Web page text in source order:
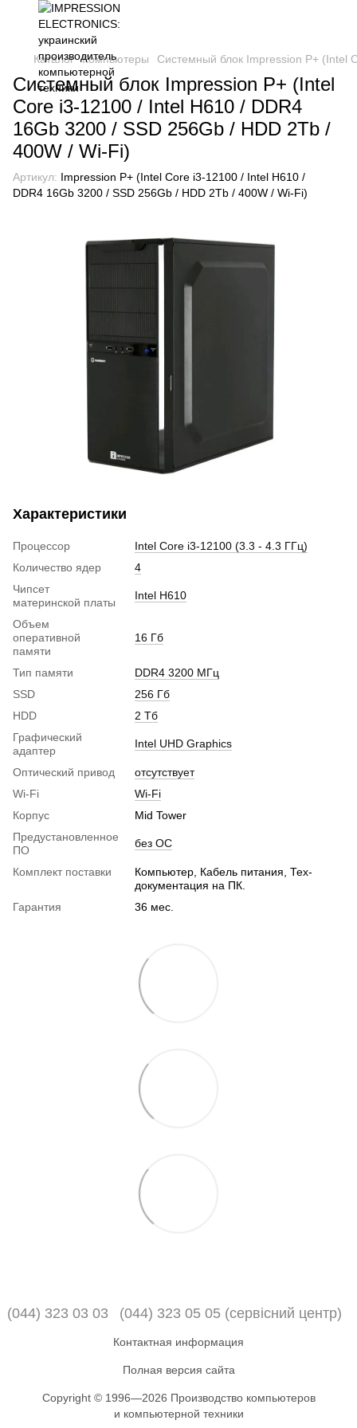
Каталог Компьютеры Системный блок Impression P+ (Intel
Системный блок Impression P+ (Intel
Core i3-12100 / Intel H610 / DDR4
16Gb 3200 / SSD 256Gb / HDD 2Tb /
400W / Wi-Fi)
Артикул: Impression P+ (Intel Core i3-12100 / Intel H610 /
DDR4 16Gb 3200 / SSD 256Gb / HDD 2Tb / 400W / Wi-Fi)
Характеристики
Процессор
Intel Core i3-12100 (3.3 - 4.3 ГГц)
Количество ядер
4
Чипсет
материнской платы
Intel H610
Объем
оперативной
памяти
16 Гб
Тип памяти
DDR4 3200 МГц
SSD
256 Гб
HDD
2 Тб
Графический
адаптер
Intel UHD Graphics
Оптический привод
отсутствует
Wi-Fi
Wi-Fi
Корпус
Mid Tower
Предустановленное
ПО
без ОС
Комплект поставки
Компьютер, Кабель питания, Тех-
документация на ПК.
Гарантия
36 мес.
(044) 323 03 03 (044) 323 05 05 (сервісний центр)
Контактная информация
Полная версия сайта
Copyright © 1996—2026 Производство компьютеров
и компьютерной техники